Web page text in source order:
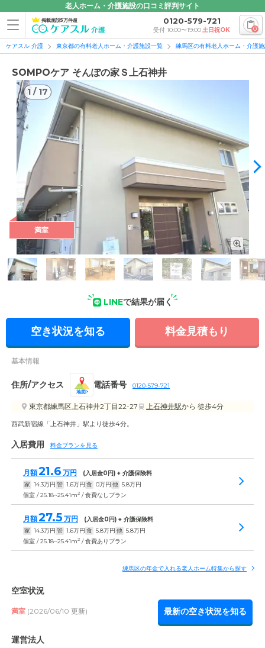
老人ホーム・介護施設の口コミ評判サイト
掲載施設5万件超 0120-579-721
受付 10:00〜19:00土日祝OK 0
ケアスル 介護 東京都の有料老人ホーム・介護施設一覧 練馬区の有料老人ホーム・介護
SOMPOケア そんぽの家Ｓ上石神井
1 / 17
17
満室
LINEで結果が届く
空き状況を知る 料金見積もり
基本情報
住所/アクセス
地図
電話番号 0120-579-721
東京都練馬区上石神井2丁目22-27 上石神井駅から 徒歩4分
西武新宿線「上石神井」駅より徒歩4分。
入居費用 料金プランを見る
月額21.6 万円 (入居金0円) + 介護保険料
家 14.3万円 管 1.6万円 食 0万円 他 5.8万円
個室 / 25.18~25.41m2 / 食費なしプラン
月額27.5 万円 (入居金0円) + 介護保険料
家 14.3万円 管 1.6万円 食 5.8万円 他 5.8万円
個室 / 25.18~25.41m2 / 食費ありプラン
練馬区の年金で入れる老人ホーム特集から探す
空室状況
満室 (2026/06/10 更新) 最新の空き状況を知る
運営法人